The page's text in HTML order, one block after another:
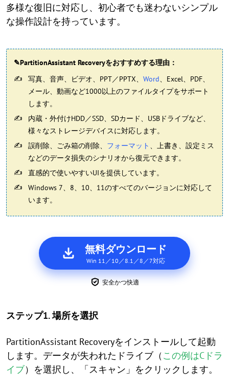
多様な復旧に対応し、初心者でも迷わないシンプル
な操作設計を持っています。
✎PartitionAssistant Recoveryをおすすめする理由：
写真、音声、ビデオ、PPT／PPTX、 Word、Excel、PDF、
メール、動画など1000以上のファイルタイプをサポート
します。
内蔵・外付けHDD／SSD、SDカード、USBドライブなど、
様々なストレージデバイスに対応します。
誤削除、ごみ箱の削除、 フォーマット 、上書き、設定ミス
などのデータ損失のシナリオから復元できます。
直感的で使いやすいUIを提供しています。
Windows 7、8、10、11のすべてのバージョンに対応して
います。
無料ダウンロード
Win 11／10／8.1／8／7対応
安全かつ快適
ステップ1. 場所を選択
PartitionAssistant Recoveryをインストールして起動
します。データが失われたドライブ（ この例はCドラ
イブ）を選択し、「スキャン」をクリックします。